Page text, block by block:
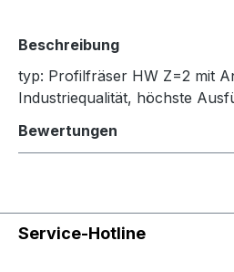
Beschreibung
typ: Profilfräser HW Z=2 mit
Industriequalität, höchste
Bewertungen
Service-Hotline